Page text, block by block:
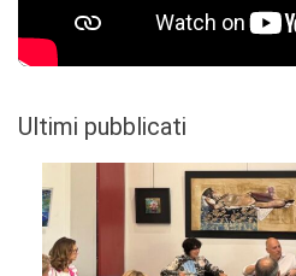
Ultimi pubblicati